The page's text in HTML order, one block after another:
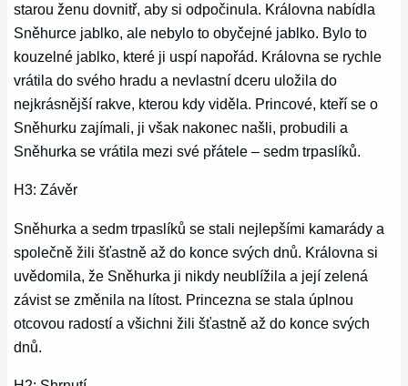
starou ženu dovnitř, aby si odpočinula. Královna nabídla
Sněhurce jablko, ale nebylo to obyčejné jablko. Bylo to
kouzelné jablko, které ji uspí napořád. Královna se rychle
vrátila do svého hradu a nevlastní dceru uložila do
nejkrásnější rakve, kterou kdy viděla. Princové, kteří se o
Sněhurku zajímali, ji však nakonec našli, probudili a
Sněhurka se vrátila mezi své přátele – sedm trpaslíků.
H3: Závěr
Sněhurka a sedm trpaslíků se stali nejlepšími kamarády a
společně žili šťastně až do konce svých dnů. Královna si
uvědomila, že Sněhurka ji nikdy neublížila a její zelená
závist se změnila na lítost. Princezna se stala úplnou
otcovou radostí a všichni žili šťastně až do konce svých
dnů.